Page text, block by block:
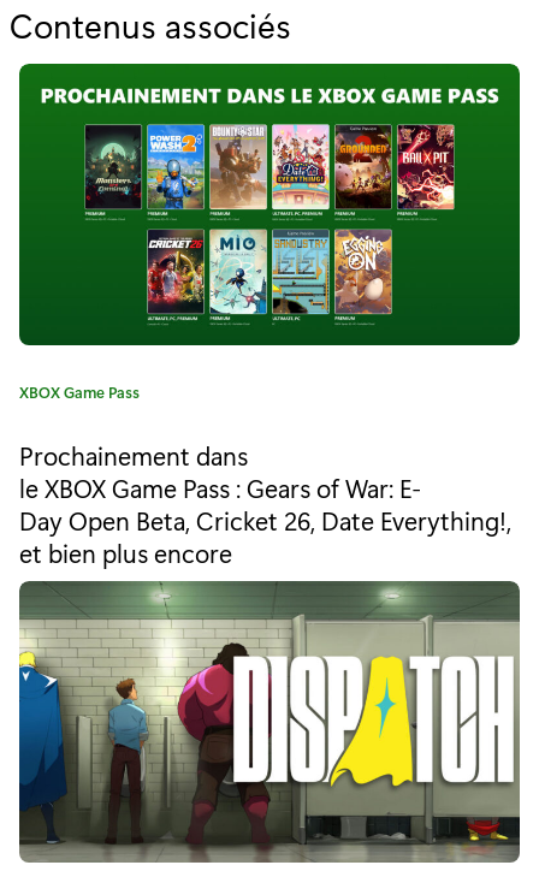
Contenus associés
o
u
r
"
S
e
a
h
i
e
v
e
s
:
d
é
C
é
g
o
i
e
:
XBOX Game Pass
Prochainement dans
le XBOX Game Pass : Gears of War: E-
Day Open Beta, Cricket 26, Date Everything!,
et bien plus encore